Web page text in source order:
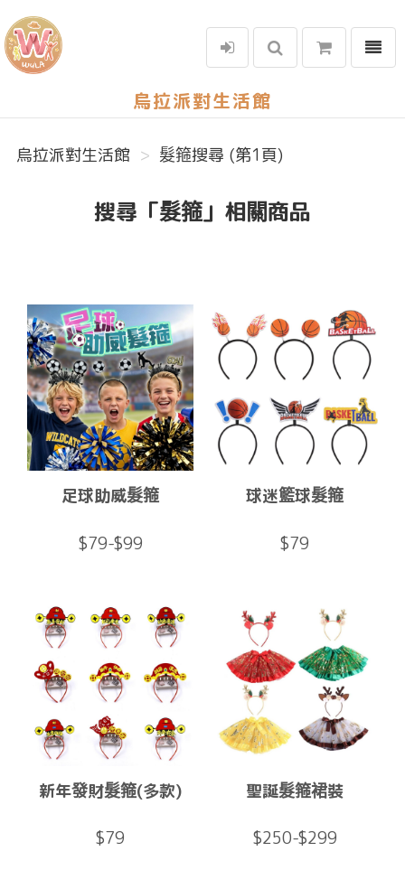
烏拉派對生活館
選單
烏拉派對生活館 髮箍搜尋 (第1頁)
搜尋「髮箍」相關商品
足球助威髮箍
$79-$99
球迷籃球髮箍
$79
新年發財髮箍(多款)
$79
聖誕髮箍裙裝
$250-$299